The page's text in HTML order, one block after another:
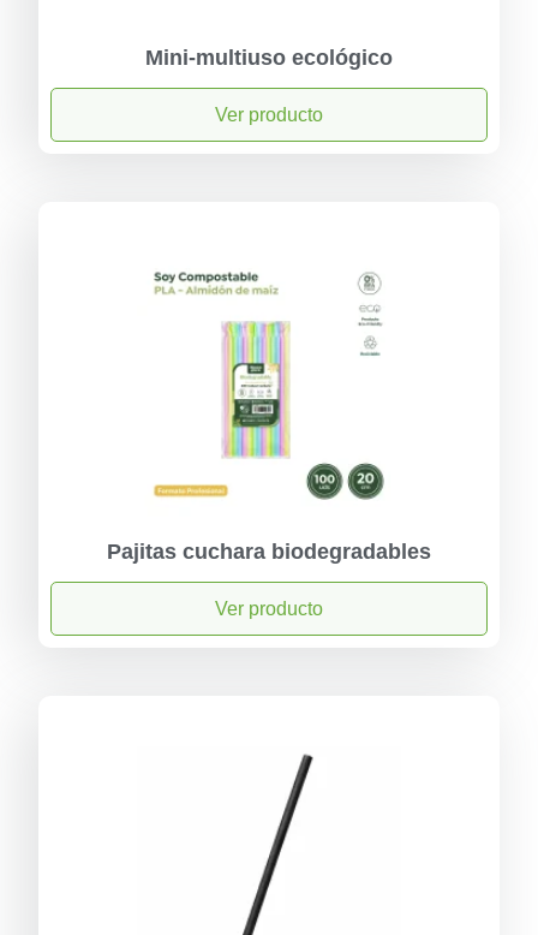
Mini-multiuso ecológico
Ver producto
Pajitas cuchara biodegradables
Ver producto